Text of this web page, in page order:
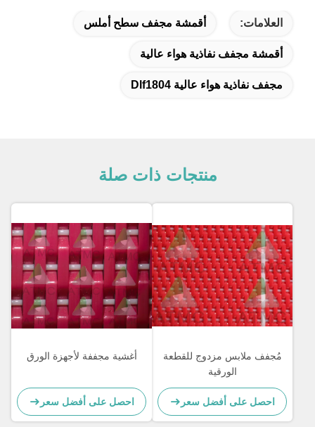
العلامات: أقمشة مجفف سطح أملس
أقمشة مجفف نفاذية هواء عالية
مجفف نفاذية هواء عالية Dlf1804
منتجات ذات صلة
مُجفف ملابس مزدوج للقطعة
الورقية
احصل على أفضل سعر
أغشية مجففة لأجهزة الورق
احصل على أفضل سعر